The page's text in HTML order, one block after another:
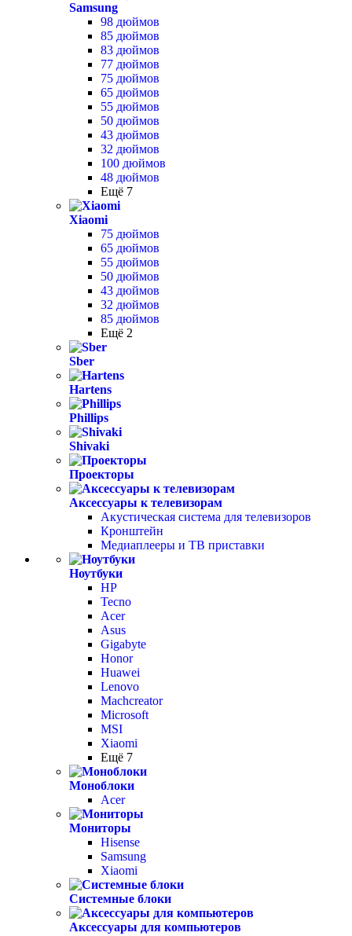
Samsung
98 дюймов
85 дюймов
83 дюймов
77 дюймов
75 дюймов
65 дюймов
55 дюймов
50 дюймов
43 дюймов
32 дюймов
100 дюймов
48 дюймов
Ещё 7
Xiaomi
75 дюймов
65 дюймов
55 дюймов
50 дюймов
43 дюймов
32 дюймов
85 дюймов
Ещё 2
Sber
Hartens
Phillips
Shivaki
Проекторы
Аксессуары к телевизорам
Акустическая система для телевизоров
Кронштейн
Медиаплееры и ТВ приставки
Ноутбуки
HP
Tecno
Acer
Asus
Gigabyte
Honor
Huawei
Lenovo
Machcreator
Microsoft
MSI
Xiaomi
Ещё 7
Моноблоки
Acer
Мониторы
Hisense
Samsung
Xiaomi
Системные блоки
Аксессуары для компьютеров